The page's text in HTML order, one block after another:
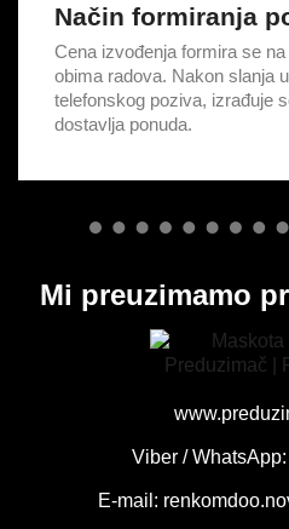
Način formiranja
Cena izvođenja formira se
obima radova. Nakon slanja
telefonskog poziva, izrađuje
dostavlja ponuda.
Mi preuzimamo
Viber /
E-mail: